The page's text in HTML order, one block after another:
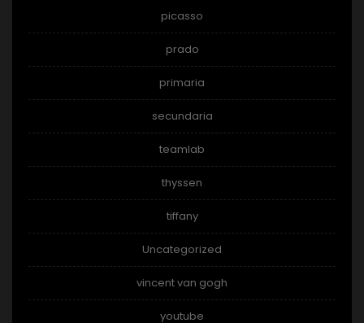
picasso
prado
primaria
secundaria
teamlab
thyssen
tiffany
Uncategorized
vincent van gogh
youtube